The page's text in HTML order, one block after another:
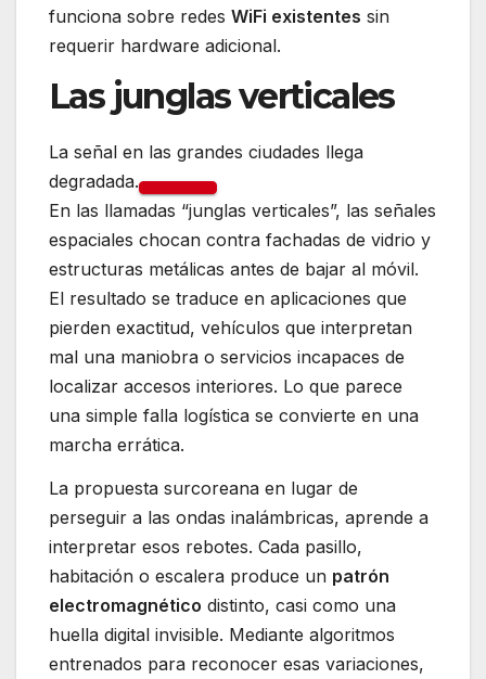
funciona sobre redes WiFi existentes sin
requerir hardware adicional.
Las junglas verticales
La señal en las grandes ciudades llega
degradada.
En las llamadas “junglas verticales”, las señales
espaciales chocan contra fachadas de vidrio y
estructuras metálicas antes de bajar al móvil.
El resultado se traduce en aplicaciones que
pierden exactitud, vehículos que interpretan
mal una maniobra o servicios incapaces de
localizar accesos interiores. Lo que parece
una simple falla logística se convierte en una
marcha errática.
La propuesta surcoreana en lugar de
perseguir a las ondas inalámbricas, aprende a
interpretar esos rebotes. Cada pasillo,
habitación o escalera produce un patrón
electromagnético distinto, casi como una
huella digital invisible. Mediante algoritmos
entrenados para reconocer esas variaciones,